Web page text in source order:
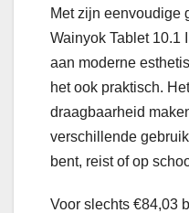
Met zijn eenvoudige
Wainyok Tablet 10.1
aan moderne
het ook praktisch.
draagbaarheid
verschillende
bent, reist of op
Voor slechts €84,03